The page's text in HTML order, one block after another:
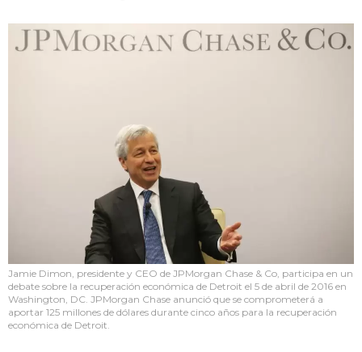
Jamie Dimon, presidente y CEO de JPMorgan Chase & Co, participa en un
debate sobre la recuperación económica de Detroit el 5 de abril de 2016 en
Washington, DC. JPMorgan Chase anunció que se comprometerá a
aportar 125 millones de dólares durante cinco años para la recuperación
económica de Detroit.